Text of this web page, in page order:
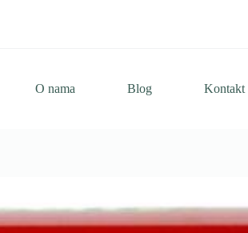
O nama Blog Kontakt